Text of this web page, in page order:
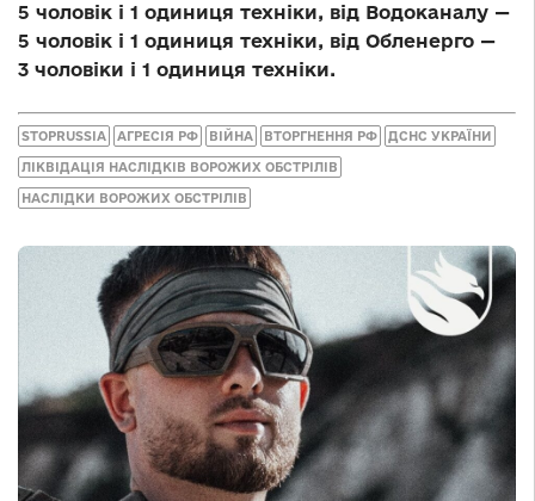
5 чоловік і 1 одиниця техніки, від Водоканалу —
5 чоловік і 1 одиниця техніки, від Обленерго —
3 чоловіки і 1 одиниця техніки.
STOPRUSSIA АГРЕСІЯ РФ ВІЙНА ВТОРГНЕННЯ РФ ДСНС УКРАЇНИ
ЛІКВІДАЦІЯ НАСЛІДКІВ ВОРОЖИХ ОБСТРІЛІВ
НАСЛІДКИ ВОРОЖИХ ОБСТРІЛІВ